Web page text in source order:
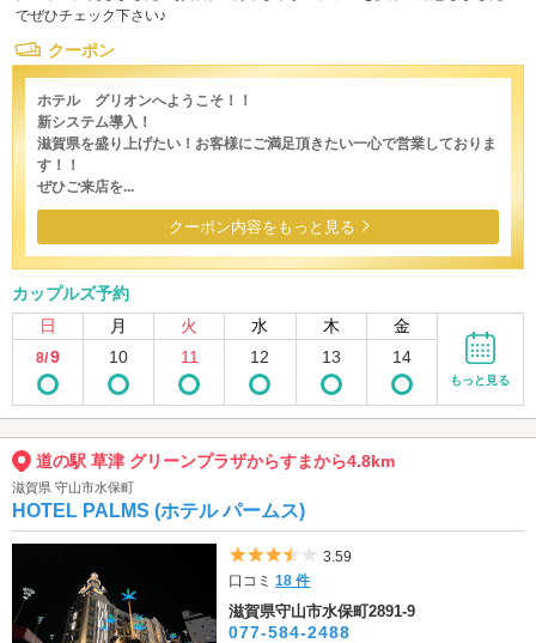
でぜひチェック下さい♪
クーポン
ホテル グリオンへようこそ！！
新システム導入！
滋賀県を盛り上げたい！お客様にご満足頂きたい一心で営業しておりま
す！！
ぜひご来店を...
クーポン内容をもっと見る
カップルズ予約
日
月 火 水 木 金
8/9 10 11 12 13 14
もっと見る
道の駅 草津 グリーンプラザからすまから4.8km
滋賀県 守山市水保町
HOTEL PALMS (ホテル パームス)
5つ星のうち3.5
3.59
口コミ18 件
滋賀県守山市水保町2891-9
077-584-2488